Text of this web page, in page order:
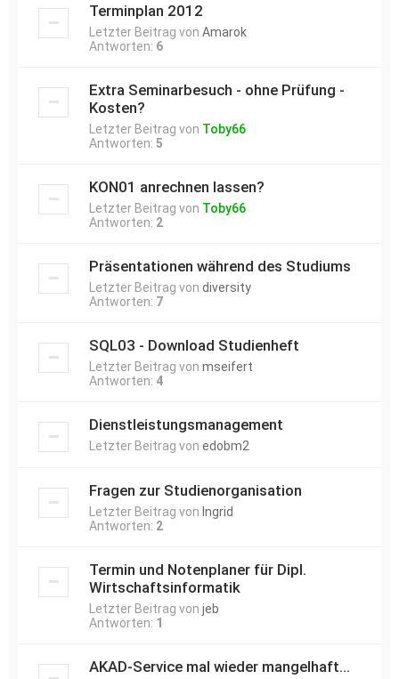
Terminplan 2012
Letzter Beitrag von Amarok
Antworten: 6
Extra Seminarbesuch - ohne Prüfung -
Kosten?
Letzter Beitrag von Toby66
Antworten: 5
KON01 anrechnen lassen?
Letzter Beitrag von Toby66
Antworten: 2
Präsentationen während des Studiums
Letzter Beitrag von diversity
Antworten: 7
SQL03 - Download Studienheft
Letzter Beitrag von mseifert
Antworten: 4
Dienstleistungsmanagement
Letzter Beitrag von edobm2
Fragen zur Studienorganisation
Letzter Beitrag von Ingrid
Antworten: 2
Termin und Notenplaner für Dipl.
Wirtschaftsinformatik
Letzter Beitrag von jeb
Antworten: 1
AKAD-Service mal wieder mangelhaft...